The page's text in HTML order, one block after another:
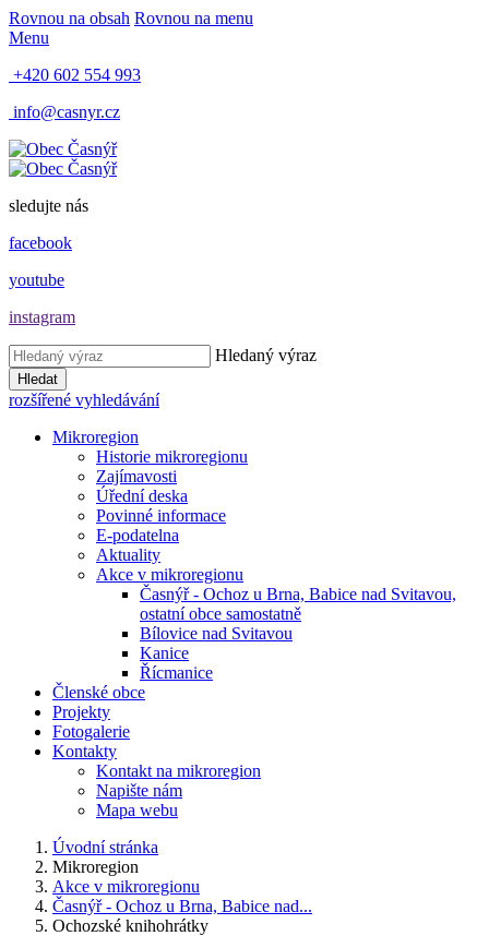
Rovnou na obsah Rovnou na menu
Menu
+420 602 554 993
info@casnyr.cz
sledujte nás
facebook
youtube
instagram
Hledaný výraz
Hledat
rozšířené vyhledávání
Mikroregion
Historie mikroregionu
Zajímavosti
Úřední deska
Povinné informace
E-podatelna
Aktuality
Akce v mikroregionu
Časnýř - Ochoz u Brna, Babice nad Svitavou,
ostatní obce samostatně
Bílovice nad Svitavou
Kanice
Řícmanice
Členské obce
Projekty
Fotogalerie
Kontakty
Kontakt na mikroregion
Napište nám
Mapa webu
Úvodní stránka
Mikroregion
Akce v mikroregionu
Časnýř - Ochoz u Brna, Babice nad...
Ochozské knihohrátky